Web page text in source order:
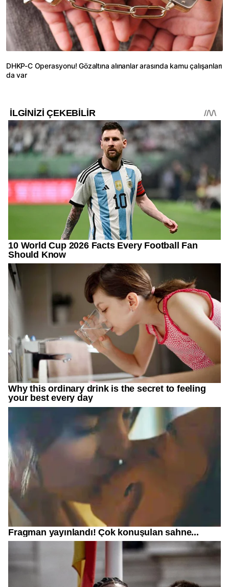
DHKP-C Operasyonu! Gözaltına alınanlar arasında kamu çalışanları
da var